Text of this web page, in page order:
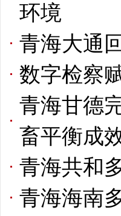
环境
青海大通
数字检察
青海甘德
畜平衡成
青海共和
青海海南